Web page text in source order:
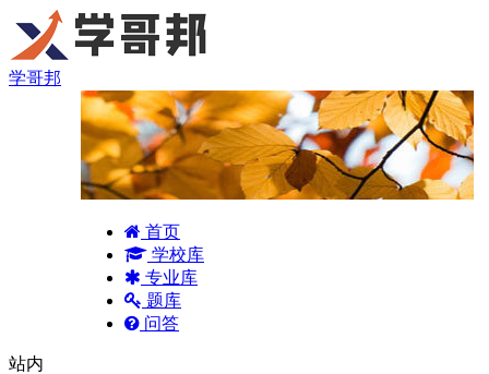
学哥邦
首页
学校库
专业库
题库
问答
站内